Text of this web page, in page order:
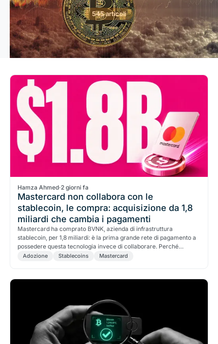
545 articoli
Hamza Ahmed·2 giorni fa
Mastercard non collabora con le
stablecoin, le compra: acquisizione da 1,8
miliardi che cambia i pagamenti
Mastercard ha comprato BVNK, azienda di infrastruttura
stablecoin, per 1,8 miliardi: è la prima grande rete di pagamento a
possedere questa tecnologia invece di collaborare. Perché
"comprare" invece di "partnerizzare" cambia tutto.
Adozione Stablecoins Mastercard